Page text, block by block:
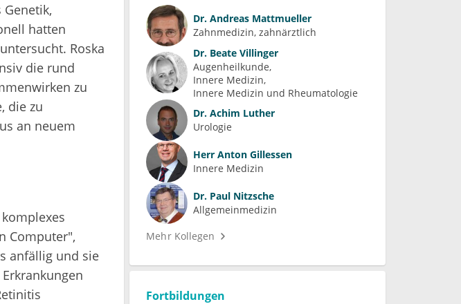
hatten
Roska
die rund
zu
die zu
an neuem
Computer",
anfällig und sie
Dr. Andreas Mattmueller
Zahnmedizin, zahnärztlich
Dr. Beate Villinger
Augenheilkunde
Innere Medizin
Innere Medizin und Rheumatologie
Dr. Achim Luther
Urologie
Herr Anton Gillessen
Innere Medizin
Dr. Paul Nitzsche
Allgemeinmedizin
Mehr Kollegen
Fortbildungen